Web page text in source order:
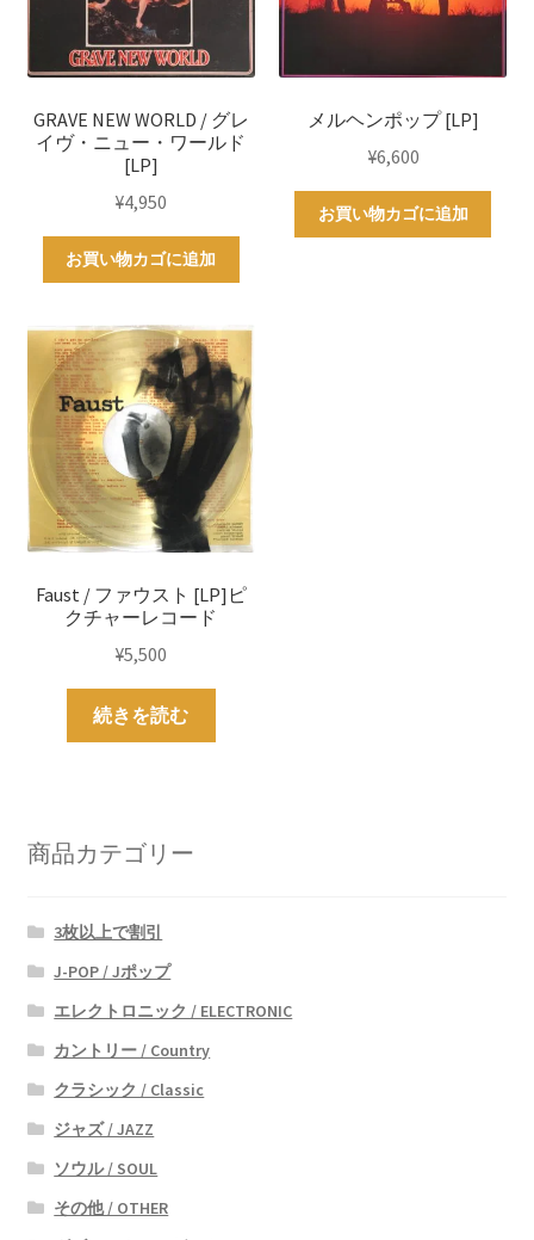
GRAVE NEW WORLD / グレ
イヴ・ニュー・ワールド
[LP]
¥4,950
お買い物カゴに追加
メルヘンポップ [LP]
¥6,600
お買い物カゴに追加
Faust / ファウスト [LP]ピ
クチャーレコード
¥5,500
続きを読む
商品カテゴリー
3枚以上で割引
J-POP / Jポップ
エレクトロニック / ELECTRONIC
カントリー / Country
クラシック / Classic
ジャズ / JAZZ
ソウル / SOUL
その他 / OTHER